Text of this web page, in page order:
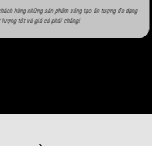
hàng những sản phẩm sáng tạo ấn tượng đa dạng
lượng tốt và giá cả phải chăng!